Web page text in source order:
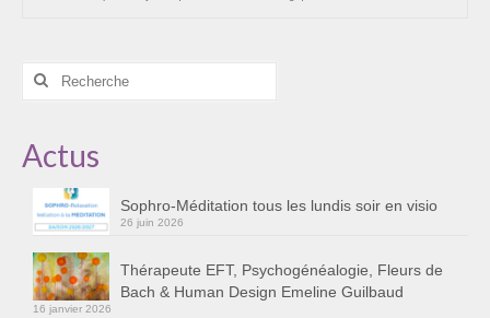
Témoignages
Initiation à la sophrologie « offerte »
Sophro-Méditation tous les lundis soir en visio
Prendre contact
Rechercher
Actus
Sophro-Méditation tous les lundis soir en visio
26 juin 2026
Thérapeute EFT, Psychogénéalogie, Fleurs de
Bach & Human Design Emeline Guilbaud
16 janvier 2026